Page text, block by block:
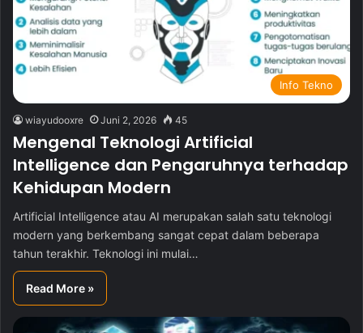
Info Tekno
wiayudooxre Juni 2, 2026 45
Mengenal Teknologi Artificial
Intelligence dan Pengaruhnya terhadap
Kehidupan Modern
Artificial Intelligence atau AI merupakan salah satu teknologi
modern yang berkembang sangat cepat dalam beberapa
tahun terakhir. Teknologi ini mulai…
Read More »